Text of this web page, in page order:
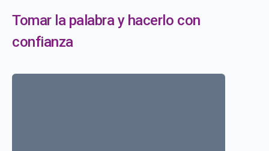
Tomar la palabra y hacerlo con
confianza